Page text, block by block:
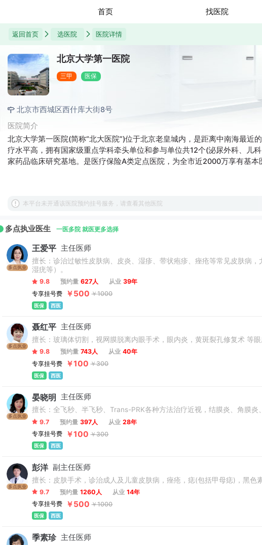
首页 找医院
返回首页 选医院 医院详情
北京大学第一医院
三甲 医保
北京市西城区西什库大街8号
医院简介
北京大学第一医院(简称“北大医院”)位于北京老皇城内，是距离中南海最
疗水平高，拥有国家级重点学科牵头单位和参与单位共12个(泌尿外科、儿
家药品临床研究基地。是医疗保险A类定点医院，为全市近2000万享有基
本平台未开通该医院预约挂号服务，请查看其他医院
多点执业医生 一医多院 就医更多选择
多点执业
王爱平 主任医师
擅长：诊治过敏性皮肤病、皮炎、湿疹、带状疱疹、痤疮等常见皮肤病
湿疣等）。
9.8 预约量 627人 从业 39年
专享挂号费
￥500 ￥1000
医保 西医
多点执业
聂红平 主任医师
擅长：玻璃体切割，视网膜脱离内眼手术，眼内炎，黄斑裂孔修复术 等眼
9.8 预约量 743人 从业 40年
专享挂号费
￥100 ￥300
医保 西医
多点执业
晏晓明 主任医师
擅长：全飞秒、半飞秒、Trans-PRK各种方法治疗近视，结膜炎、角膜
9.7 预约量 397人 从业 28年
专享挂号费
￥100 ￥300
医保 西医
多点执业
彭洋 副主任医师
擅长：皮肤手术，诊治成人及儿童皮肤病，痤疮，痣(包括甲母痣)，黑
9.7 预约量 1260人 从业 14年
专享挂号费
￥500 ￥1000
医保 西医
季素珍 主任医师